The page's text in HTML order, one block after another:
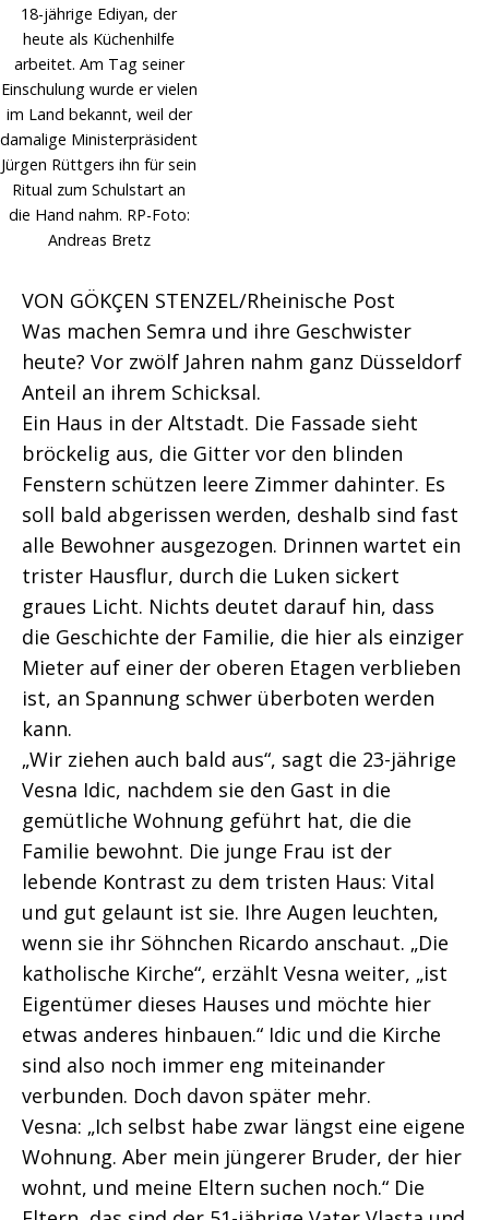
18-jährige Ediyan, der
heute als Küchenhilfe
arbeitet. Am Tag seiner
Einschulung wurde er vielen
im Land bekannt, weil der
damalige Ministerpräsident
Jürgen Rüttgers ihn für sein
Ritual zum Schulstart an
die Hand nahm. RP-Foto:
Andreas Bretz
VON GÖKÇEN STENZEL/Rheinische Post
Was machen Semra und ihre Geschwister
heute? Vor zwölf Jahren nahm ganz Düsseldorf
Anteil an ihrem Schicksal.
Ein Haus in der Altstadt. Die Fassade sieht
bröckelig aus, die Gitter vor den blinden
Fenstern schützen leere Zimmer dahinter. Es
soll bald abgerissen werden, deshalb sind fast
alle Bewohner ausgezogen. Drinnen wartet ein
trister Hausflur, durch die Luken sickert
graues Licht. Nichts deutet darauf hin, dass
die Geschichte der Familie, die hier als einziger
Mieter auf einer der oberen Etagen verblieben
ist, an Spannung schwer überboten werden
kann.
„Wir ziehen auch bald aus“, sagt die 23-jährige
Vesna Idic, nachdem sie den Gast in die
gemütliche Wohnung geführt hat, die die
Familie bewohnt. Die junge Frau ist der
lebende Kontrast zu dem tristen Haus: Vital
und gut gelaunt ist sie. Ihre Augen leuchten,
wenn sie ihr Söhnchen Ricardo anschaut. „Die
katholische Kirche“, erzählt Vesna weiter, „ist
Eigentümer dieses Hauses und möchte hier
etwas anderes hinbauen.“ Idic und die Kirche
sind also noch immer eng miteinander
verbunden. Doch davon später mehr.
Vesna: „Ich selbst habe zwar längst eine eigene
Wohnung. Aber mein jüngerer Bruder, der hier
wohnt, und meine Eltern suchen noch.“ Die